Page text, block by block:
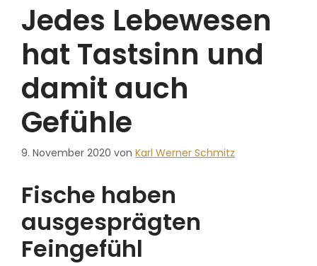
Jedes Lebewesen
hat Tastsinn und
damit auch
Gefühle
9. November 2020 von Karl Werner Schmitz
Fische haben
ausgesprägten
Feingefühl